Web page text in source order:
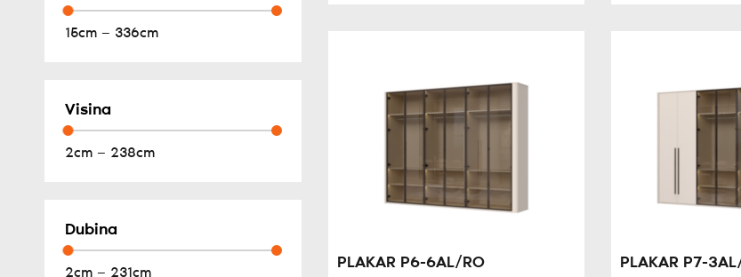
15cm — 336cm
Visina
2cm — 238cm
Dubina
2cm — 231cm
PLAKAR P6-6AL/RO PLAKAR P7-